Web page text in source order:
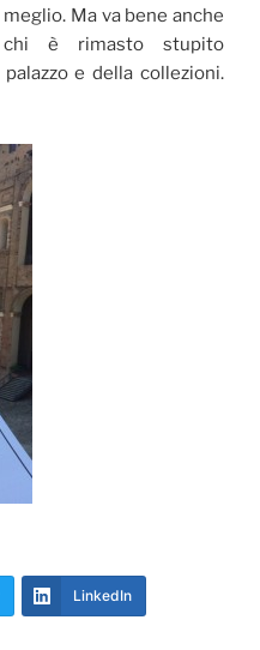
Ma va bene anche
è rimasto stupito
e della collezioni.
LinkedIn